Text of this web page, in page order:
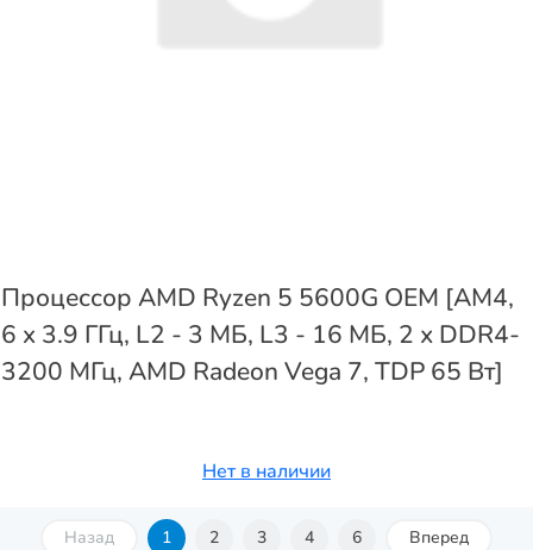
Процессор AMD Ryzen 5 5600G OEM [AM4,
6 x 3.9 ГГц, L2 - 3 МБ, L3 - 16 МБ, 2 х DDR4-
3200 МГц, AMD Radeon Vega 7, TDP 65 Вт]
Нет в наличии
Назад 1 2 3 4 6 Вперед